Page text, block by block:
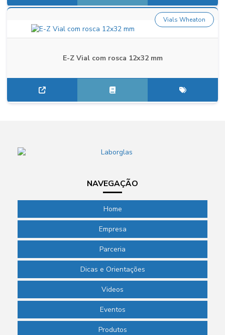
E-Z Vial com rosca 12x32 mm
Vials Wheaton
NAVEGAÇÃO
Home
Empresa
Parceria
Dicas e Orientações
Videos
Eventos
Produtos